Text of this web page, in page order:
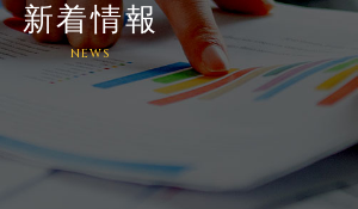
新着情報
NEWS